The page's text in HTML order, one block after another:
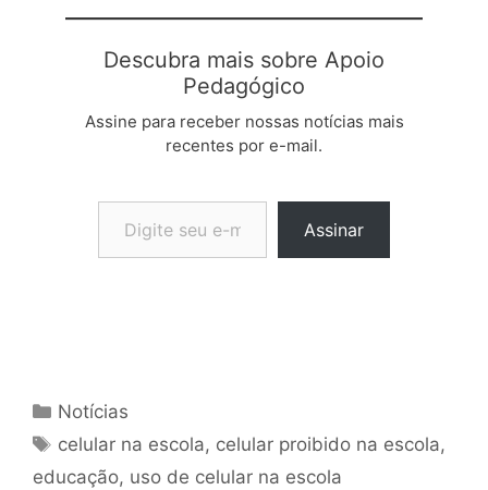
Descubra mais sobre Apoio
Pedagógico
Assine para receber nossas notícias mais
recentes por e-mail.
Digite seu e-mail…
Assinar
Categorias
Notícias
Tags
celular na escola, celular proibido na escola,
educação, uso de celular na escola